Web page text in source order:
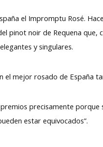
el Impromptu Rosé.
pinot noir de Requena que,
y singulares.
mejor rosado de España
precisamente porque
estar equivocados”.